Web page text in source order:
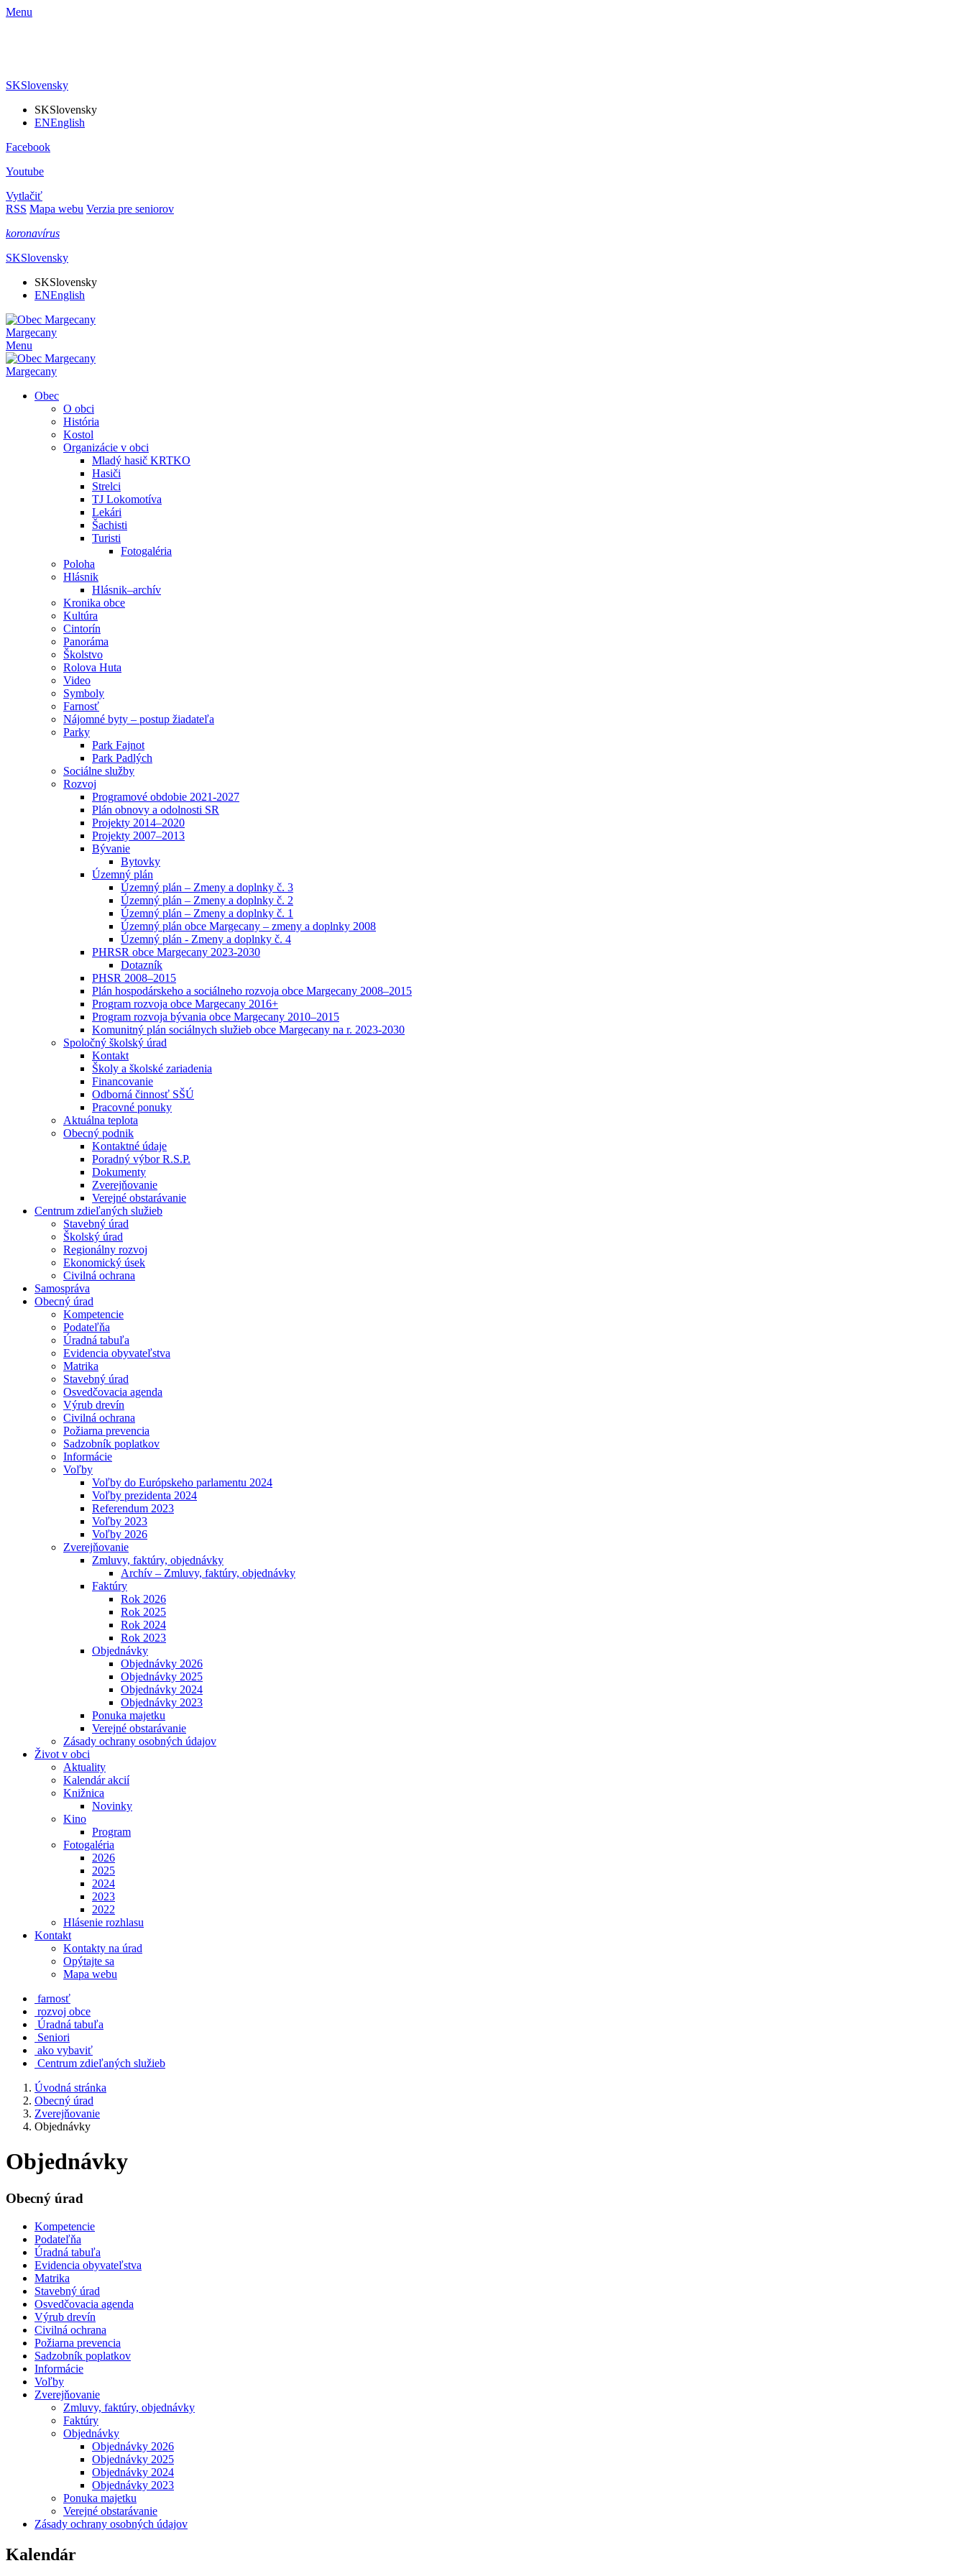
Menu
SKSlovensky
SKSlovensky
ENEnglish
Facebook
Youtube
Vytlačiť
RSS Mapa webu Verzia pre seniorov
koronavírus
SKSlovensky
SKSlovensky
ENEnglish
Margecany
Menu
Margecany
Obec
O obci
História
Kostol
Organizácie v obci
Mladý hasič KRTKO
Hasiči
Strelci
TJ Lokomotíva
Lekári
Šachisti
Turisti
Fotogaléria
Poloha
Hlásnik
Hlásnik–archív
Kronika obce
Kultúra
Cintorín
Panoráma
Školstvo
Rolova Huta
Video
Symboly
Farnosť
Nájomné byty – postup žiadateľa
Parky
Park Fajnot
Park Padlých
Sociálne služby
Rozvoj
Programové obdobie 2021-2027
Plán obnovy a odolnosti SR
Projekty 2014–2020
Projekty 2007–2013
Bývanie
Bytovky
Územný plán
Územný plán – Zmeny a doplnky č. 3
Územný plán – Zmeny a doplnky č. 2
Územný plán – Zmeny a doplnky č. 1
Územný plán obce Margecany – zmeny a doplnky 2008
Územný plán - Zmeny a doplnky č. 4
PHRSR obce Margecany 2023-2030
Dotazník
PHSR 2008–2015
Plán hospodárskeho a sociálneho rozvoja obce Margecany 2008–2015
Program rozvoja obce Margecany 2016+
Program rozvoja bývania obce Margecany 2010–2015
Komunitný plán sociálnych služieb obce Margecany na r. 2023-2030
Spoločný školský úrad
Kontakt
Školy a školské zariadenia
Financovanie
Odborná činnosť SŠÚ
Pracovné ponuky
Aktuálna teplota
Obecný podnik
Kontaktné údaje
Poradný výbor R.S.P.
Dokumenty
Zverejňovanie
Verejné obstarávanie
Centrum zdieľaných služieb
Stavebný úrad
Školský úrad
Regionálny rozvoj
Ekonomický úsek
Civilná ochrana
Samospráva
Obecný úrad
Kompetencie
Podateľňa
Úradná tabuľa
Evidencia obyvateľstva
Matrika
Stavebný úrad
Osvedčovacia agenda
Výrub drevín
Civilná ochrana
Požiarna prevencia
Sadzobník poplatkov
Informácie
Voľby
Voľby do Európskeho parlamentu 2024
Voľby prezidenta 2024
Referendum 2023
Voľby 2023
Voľby 2026
Zverejňovanie
Zmluvy, faktúry, objednávky
Archív – Zmluvy, faktúry, objednávky
Faktúry
Rok 2026
Rok 2025
Rok 2024
Rok 2023
Objednávky
Objednávky 2026
Objednávky 2025
Objednávky 2024
Objednávky 2023
Ponuka majetku
Verejné obstarávanie
Zásady ochrany osobných údajov
Život v obci
Aktuality
Kalendár akcií
Knižnica
Novinky
Kino
Program
Fotogaléria
2026
2025
2024
2023
2022
Hlásenie rozhlasu
Kontakt
Kontakty na úrad
Opýtajte sa
Mapa webu
farnosť
rozvoj obce
Úradná tabuľa
Seniori
ako vybaviť
Centrum zdieľaných služieb
Úvodná stránka
Obecný úrad
Zverejňovanie
Objednávky
Objednávky
Obecný úrad
Kompetencie
Podateľňa
Úradná tabuľa
Evidencia obyvateľstva
Matrika
Stavebný úrad
Osvedčovacia agenda
Výrub drevín
Civilná ochrana
Požiarna prevencia
Sadzobník poplatkov
Informácie
Voľby
Zverejňovanie
Zmluvy, faktúry, objednávky
Faktúry
Objednávky
Objednávky 2026
Objednávky 2025
Objednávky 2024
Objednávky 2023
Ponuka majetku
Verejné obstarávanie
Zásady ochrany osobných údajov
Kalendár